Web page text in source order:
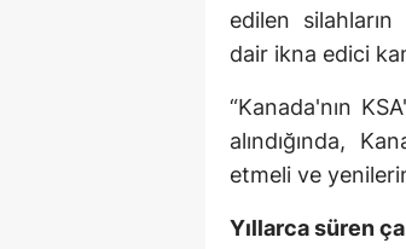
edilen
dair ikna edici
“Kanada'nın
alındığında,
etmeli ve
Yıllarca süren